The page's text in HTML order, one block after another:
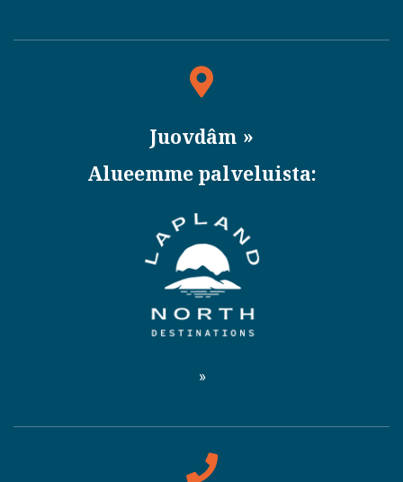
Juovdâm
Alueemme palveluista: